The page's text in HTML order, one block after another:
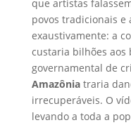
que artistas
povos tradicionais e
exaustivamente: a
custaria bilhões aos
governamental de
Amazôniatraria
irrecuperáveis. O
levando a toda a